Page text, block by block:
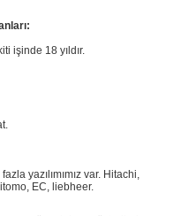
işinde 18 yıldır.
yazılımımız var. Hitachi,
EC, liebheer.